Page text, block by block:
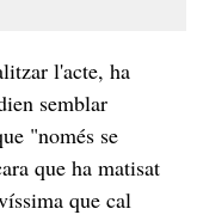
l'acte, ha
semblar
"només se
que ha matisat
que cal